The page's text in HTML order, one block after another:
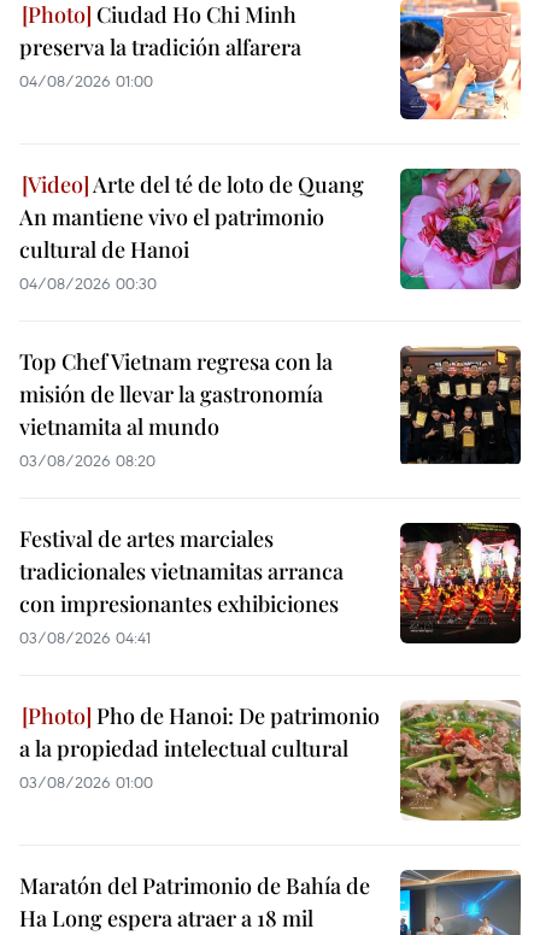
Ciudad Ho Chi Minh
preserva la tradición alfarera
04/08/2026 01:00
Arte del té de loto de Quang
An mantiene vivo el patrimonio
cultural de Hanoi
04/08/2026 00:30
Top Chef Vietnam regresa con la
misión de llevar la gastronomía
vietnamita al mundo
03/08/2026 08:20
Festival de artes marciales
tradicionales vietnamitas arranca
con impresionantes exhibiciones
03/08/2026 04:41
Pho de Hanoi: De patrimonio
a la propiedad intelectual cultural
03/08/2026 01:00
Maratón del Patrimonio de Bahía de
Ha Long espera atraer a 18 mil